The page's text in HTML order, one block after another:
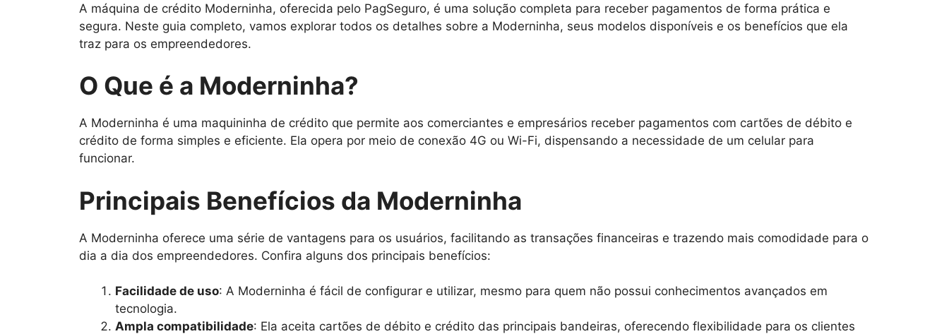
A máquina de crédito Moderninha, oferecida pelo PagSeguro, é uma solução completa para receber pagamentos de forma prática e
segura. Neste guia completo, vamos explorar todos os detalhes sobre a Moderninha, seus modelos disponíveis e os benefícios que ela
traz para os empreendedores.
O Que é a Moderninha?
A Moderninha é uma maquininha de crédito que permite aos comerciantes e empresários receber pagamentos com cartões de débito e
crédito de forma simples e eficiente. Ela opera por meio de conexão 4G ou Wi-Fi, dispensando a necessidade de um celular para
funcionar.
Principais Benefícios da Moderninha
A Moderninha oferece uma série de vantagens para os usuários, facilitando as transações financeiras e trazendo mais comodidade para o
dia a dia dos empreendedores. Confira alguns dos principais benefícios:
Facilidade de uso: A Moderninha é fácil de configurar e utilizar, mesmo para quem não possui conhecimentos avançados em
tecnologia.
Ampla compatibilidade: Ela aceita cartões de débito e crédito das principais bandeiras, oferecendo flexibilidade para os clientes